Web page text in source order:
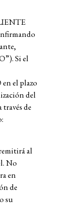
Si el
el plazo
del
de
al
No
en
de
su